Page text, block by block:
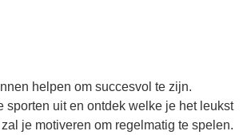
helpen om succesvol te zijn.
uit en ontdek welke je het leukst
je motiveren om regelmatig te spelen.